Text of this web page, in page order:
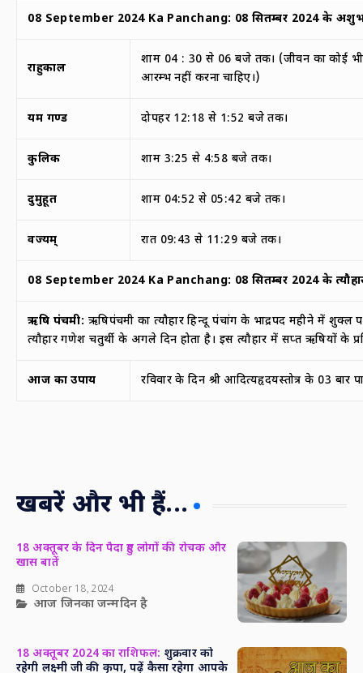
08 September 2024 Ka Panchang: 08सितम्बर 2024 के अशुभ
राहुकाल
शाम 04 : 30 से 06 बजे तक। (जीवन का कोई
आरम्भ नहीं करना चाहिए।)
यम गण्ड दोपहर 12:18 से 1:52 बजे तक।
कुलिक शाम 3:25 से 4:58 बजे तक।
दुर्मुहूर्त शाम 04:52 से 05:42 बजे तक।
वर्ज्यम् रात 09:43 से 11:29 बजे तक।
08 September 2024 Ka Panchang: 08सितम्बर 2024 के
ऋषि पंचमी: ऋषिपंचमी का त्यौहार हिन्दू पंचांग के भाद्रपद महीने में शुक्ल
त्यौहार गणेश चतुर्थी के अगले दिन होता है। इस त्यौहार में सप्त ऋषियों के
आज का उपाय रविवार के दिन श्री आदित्यहृदयस्तोत्र के 03
खबरें और भी हैं...
18 अक्तूबर के दिन पैदा हुए लोगों की रोचक और
खास बातें
October 18, 2024
आज जिनका जन्मदिन है
18 अक्तूबर 2024 का राशिफल: शुक्रवार को
रहेगी लक्ष्मी जी की कृपा, पढ़ें कैसा रहेगा आपके